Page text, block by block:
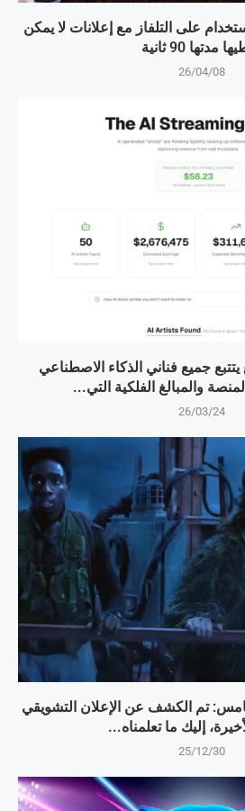
على التلفاز مع إعلانات لا يمكن
مدتها 90 ثانية
26/04/08
جميع فناني الذكاء الاصطناعي
والمبالغ الفلكية التي...
26/03/24
تم الكشف عن الإعلان التشويقي
إليك ما تعلمناه...
25/12/30